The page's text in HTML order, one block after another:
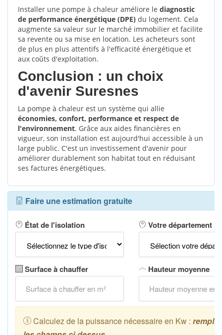
Installer une pompe à chaleur améliore le diagnostic
de performance énergétique (DPE) du logement. Cela
augmente sa valeur sur le marché immobilier et facilite
sa revente ou sa mise en location. Les acheteurs sont
de plus en plus attentifs à l'efficacité énergétique et
aux coûts d'exploitation.
Conclusion : un choix
d'avenir Suresnes
La pompe à chaleur est un système qui allie
économies, confort, performance et respect de
l'environnement. Grâce aux aides financières en
vigueur, son installation est aujourd'hui accessible à un
large public. C'est un investissement d'avenir pour
améliorer durablement son habitat tout en réduisant
ses factures énergétiques.